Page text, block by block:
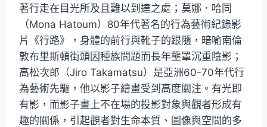
著行走在目光所及且難以到達之處；莫娜．哈同
（Mona Hatoum）80年代著名的行為藝術紀錄影
片《行路》，身體的前行與靴子的跟隨，暗喻南倫
敦布里斯頓街頭因種族問題而長年壟罩沉重陰影；
高松次郎（Jiro Takamatsu）是亞洲60-70年代行
為藝術先驅，他以影子繪畫受到高度關注。有光即
有影，而影子畫上不在場的投影對象與觀者形成有
趣的關係，引起觀者對生命本質、圖像與空間的多